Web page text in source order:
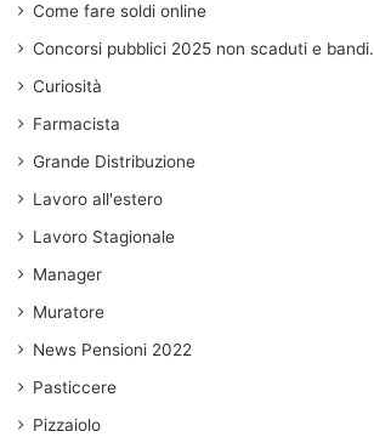
Come fare soldi online
Concorsi pubblici 2025 non scaduti e bandi.
Curiosità
Farmacista
Grande Distribuzione
Lavoro all'estero
Lavoro Stagionale
Manager
Muratore
News Pensioni 2022
Pasticcere
Pizzaiolo